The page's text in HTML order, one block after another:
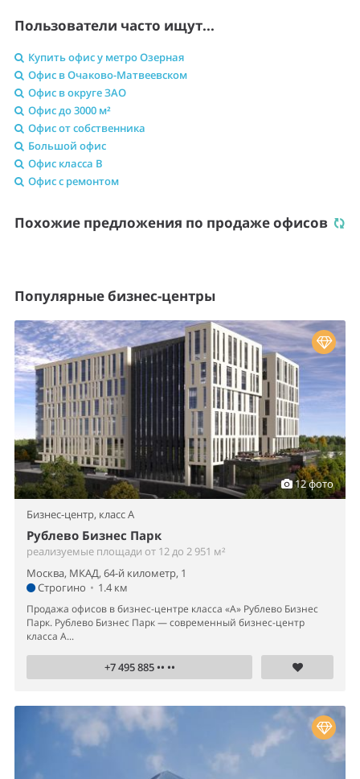
Пользователи часто ищут...
Купить офис у метро Озерная
Офис в Очаково-Матвеевском
Офис в округе ЗАО
Офис до 3000 м²
Офис от собственника
Большой офис
Офис класса B
Офис с ремонтом
Похожие предложения по продаже офисов
Популярные бизнес-центры
12 фото
Бизнес-центр, класс A
Рублево Бизнес Парк
реализуемые площади от 12 до 2 951 м²
Москва, МКАД, 64-й километр, 1
Строгино • 1.4 км
Продажа офисов в бизнес-центре класса «А» Рублево Бизнес
Парк. Рублево Бизнес Парк — современный бизнес-центр
класса А...
+7 495 885 •• ••